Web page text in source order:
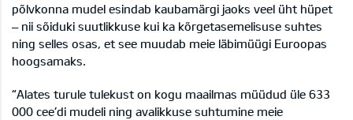
põlvkonna mudel esindab kaubamärgi jaoks veel üht hüpet
– nii sõiduki suutlikkuse kui ka kõrgetasemelisuse suhtes
ning selles osas, et see muudab meie läbimüügi Euroopas
hoogsamaks.
“Alates turule tulekust on kogu maailmas müüdud üle 633
000 cee’di mudeli ning avalikkuse suhtumine meie